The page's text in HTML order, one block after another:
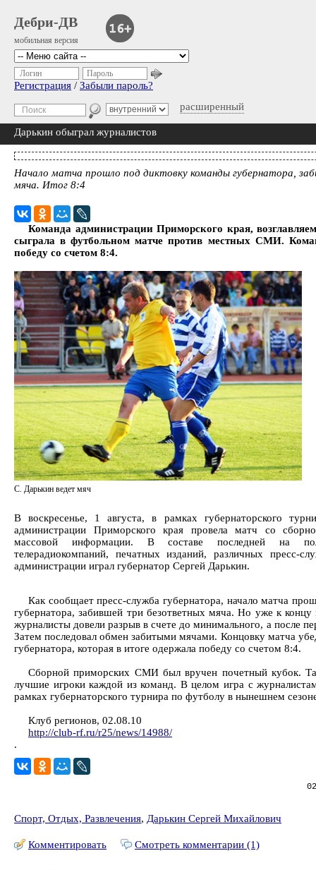
Дебри-ДВ
мобильная версия
расширенный
Логин Пароль
Регистрация / Забыли пароль?
Дарькин обыграл журналистов
Начало матча прошло под диктовку команды губернатора,
мяча. Итог 8:4
Команда администрации Приморского края,
сыграла в футбольном матче против местных СМИ.
победу со счетом 8:4.
С. Дарькин ведет мяч
В воскресенье, 1 августа, в рамках губернаторского
администрации Приморского края провела матч со
массовой информации. В составе последней на
телерадиокомпаний, печатных изданий, различных пресс-
администрации играл губернатор Сергей Дарькин.
Как сообщает пресс-служба губернатора, начало матча
губернатора, забившей три безответных мяча. Но уже к концу
журналисты довели разрыв в счете до минимального, а после
Затем последовал обмен забитыми мячами. Концовку матча
губернатора, которая в итоге одержала победу со счетом 8:4.
Сборной приморских СМИ был вручен почетный кубок.
лучшие игроки каждой из команд. В целом игра с
рамках губернаторского турнира по футболу в нынешнем
Клуб регионов, 02.08.10
http://club-rf.ru/r25/news/14988/
.
Спорт, Отдых, Развлечения, Дарькин Сергей Михайлович
Комментировать Смотреть комментарии (1)